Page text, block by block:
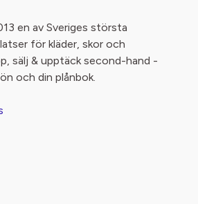
en av Sveriges största
för kläder, skor och
sälj & upptäck second-hand -
och din plånbok.